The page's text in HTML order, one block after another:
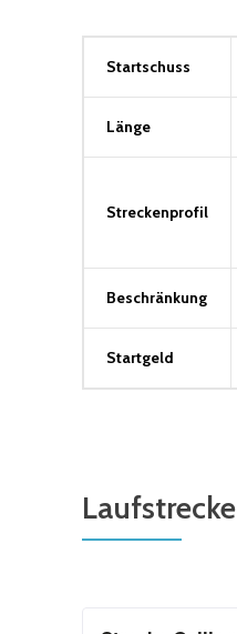
Startschuss
Länge
Streckenprofil
Beschränkung
Startgeld
Laufstrecke